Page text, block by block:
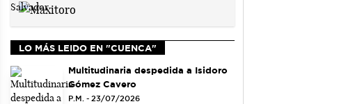
LO MÁS LEIDO EN "CUENCA"
Multitudinaria despedida a Isidoro
Gómez Cavero
P.M. - 23/07/2026